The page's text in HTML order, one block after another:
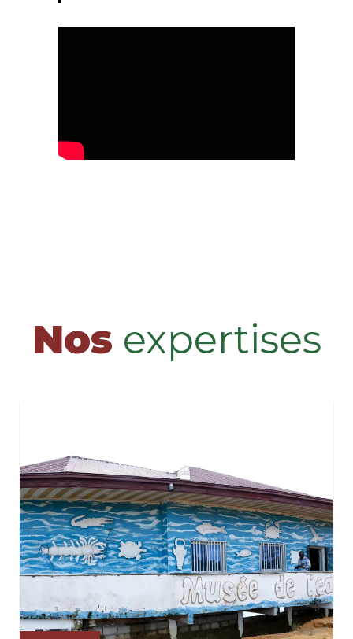
Nos expertises